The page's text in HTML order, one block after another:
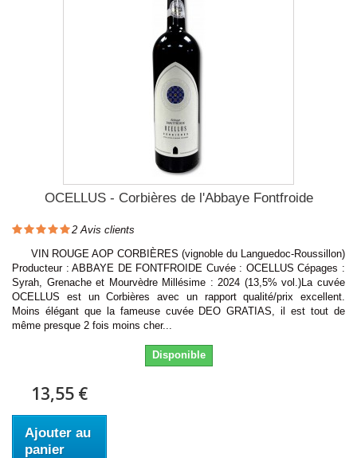
OCELLUS - Corbières de l'Abbaye Fontfroide
2 Avis clients
VIN ROUGE AOP CORBIÈRES (vignoble du Languedoc-Roussillon)
Producteur : ABBAYE DE FONTFROIDE Cuvée : OCELLUS Cépages :
Syrah, Grenache et Mourvèdre Millésime : 2024 (13,5% vol.)La cuvée
OCELLUS est un Corbières avec un rapport qualité/prix excellent.
Moins élégant que la fameuse cuvée DEO GRATIAS, il est tout de
même presque 2 fois moins cher...
Disponible
13,55 €
Ajouter au
panier